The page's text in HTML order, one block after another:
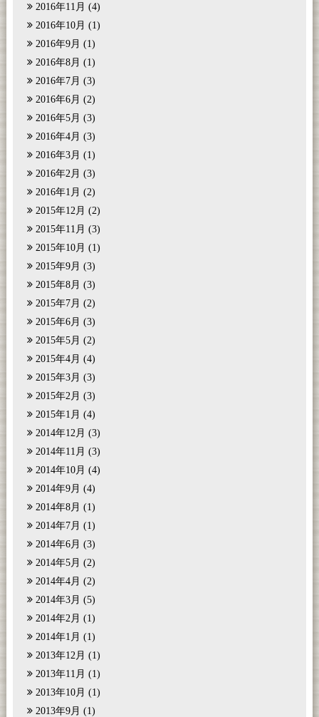
2016年11月 (4)
2016年10月 (1)
2016年9月 (1)
2016年8月 (1)
2016年7月 (3)
2016年6月 (2)
2016年5月 (3)
2016年4月 (3)
2016年3月 (1)
2016年2月 (3)
2016年1月 (2)
2015年12月 (2)
2015年11月 (3)
2015年10月 (1)
2015年9月 (3)
2015年8月 (3)
2015年7月 (2)
2015年6月 (3)
2015年5月 (2)
2015年4月 (4)
2015年3月 (3)
2015年2月 (3)
2015年1月 (4)
2014年12月 (3)
2014年11月 (3)
2014年10月 (4)
2014年9月 (4)
2014年8月 (1)
2014年7月 (1)
2014年6月 (3)
2014年5月 (2)
2014年4月 (2)
2014年3月 (5)
2014年2月 (1)
2014年1月 (1)
2013年12月 (1)
2013年11月 (1)
2013年10月 (1)
2013年9月 (1)